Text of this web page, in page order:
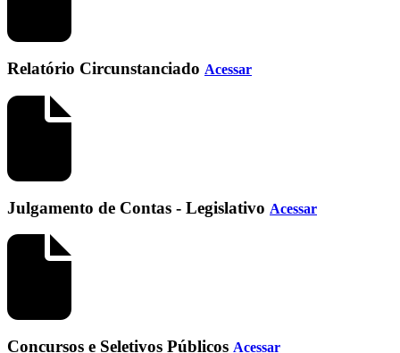
Relatório Circunstanciado Acessar
Julgamento de Contas - Legislativo Acessar
Concursos e Seletivos Públicos Acessar